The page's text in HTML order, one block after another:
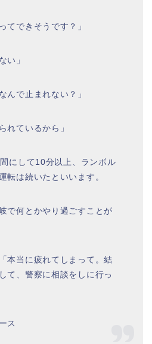
てできそうです？」
い」
んで止まれない？」
れているから」
にして10分以上、ランボル
転は続いたといいます。
で何とかやり過ごすことが
本当に疲れてしまって。結
て、警察に相談をしに行っ
ス